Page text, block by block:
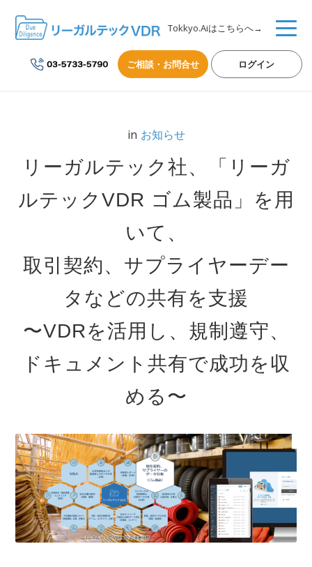
Tokkyo.Aiはこちらへ→
ご相談・お問合せ ログイン
in お知らせ
リーガルテック社、「リーガ
ルテックVDR ゴム製品」を用
いて、
取引契約、サプライヤーデー
タなどの共有を支援
〜VDRを活用し、規制遵守、
ドキュメント共有で成功を収
める〜